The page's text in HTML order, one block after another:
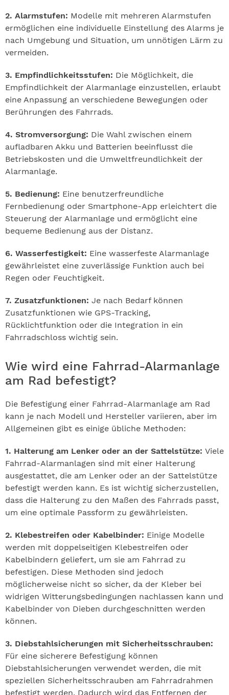
2. Alarmstufen: Modelle mit mehreren Alarmstufen
ermöglichen eine individuelle Einstellung des Alarms je
nach Umgebung und Situation, um unnötigen Lärm zu
vermeiden.
3. Empfindlichkeitsstufen: Die Möglichkeit, die
Empfindlichkeit der Alarmanlage einzustellen, erlaubt
eine Anpassung an verschiedene Bewegungen oder
Berührungen des Fahrrads.
4. Stromversorgung: Die Wahl zwischen einem
aufladbaren Akku und Batterien beeinflusst die
Betriebskosten und die Umweltfreundlichkeit der
Alarmanlage.
5. Bedienung: Eine benutzerfreundliche
Fernbedienung oder Smartphone-App erleichtert die
Steuerung der Alarmanlage und ermöglicht eine
bequeme Bedienung aus der Distanz.
6. Wasserfestigkeit: Eine wasserfeste Alarmanlage
gewährleistet eine zuverlässige Funktion auch bei
Regen oder Feuchtigkeit.
7. Zusatzfunktionen: Je nach Bedarf können
Zusatzfunktionen wie GPS-Tracking,
Rücklichtfunktion oder die Integration in ein
Fahrradschloss wichtig sein.
Wie wird eine Fahrrad-Alarmanlage
am Rad befestigt?
Die Befestigung einer Fahrrad-Alarmanlage am Rad
kann je nach Modell und Hersteller variieren, aber im
Allgemeinen gibt es einige übliche Methoden:
1. Halterung am Lenker oder an der Sattelstütze: Viele
Fahrrad-Alarmanlagen sind mit einer Halterung
ausgestattet, die am Lenker oder an der Sattelstütze
befestigt werden kann. Es ist wichtig sicherzustellen,
dass die Halterung zu den Maßen des Fahrrads passt,
um eine optimale Passform zu gewährleisten.
2. Klebestreifen oder Kabelbinder: Einige Modelle
werden mit doppelseitigen Klebestreifen oder
Kabelbindern geliefert, um sie am Fahrrad zu
befestigen. Diese Methoden sind jedoch
möglicherweise nicht so sicher, da der Kleber bei
widrigen Witterungsbedingungen nachlassen kann und
Kabelbinder von Dieben durchgeschnitten werden
können.
3. Diebstahlsicherungen mit Sicherheitsschrauben:
Für eine sicherere Befestigung können
Diebstahlsicherungen verwendet werden, die mit
speziellen Sicherheitsschrauben am Fahrradrahmen
befestigt werden. Dadurch wird das Entfernen der